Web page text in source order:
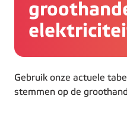
Gebruik onze actuele
stemmen op de